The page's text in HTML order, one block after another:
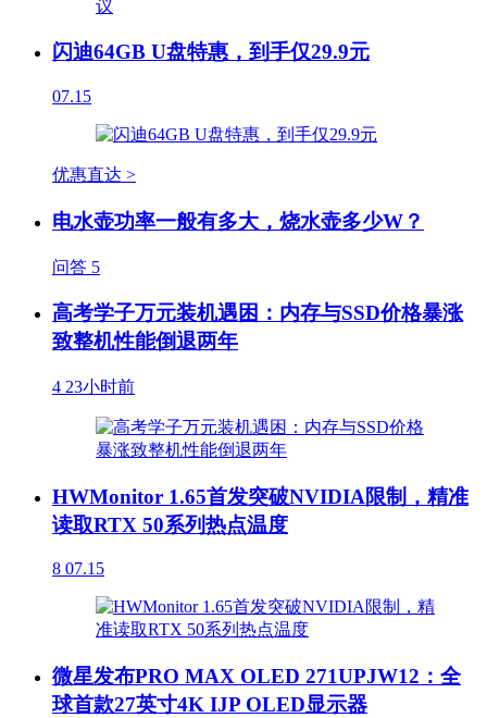
闪迪64GB U盘特惠，到手仅29.9元
07.15
优惠直达 >
电水壶功率一般有多大，烧水壶多少W？
问答 5
高考学子万元装机遇困：内存与SSD价格暴涨
致整机性能倒退两年
4 23小时前
HWMonitor 1.65首发突破NVIDIA限制，精准
读取RTX 50系列热点温度
8 07.15
微星发布PRO MAX OLED 271UPJW12：全
球首款27英寸4K IJP OLED显示器